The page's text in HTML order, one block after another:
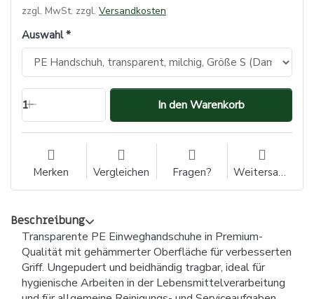
zzgl. MwSt. zzgl. Versandkosten
Auswahl
1 In den Warenkorb
Merken Vergleichen Fragen? Weitersagen
Beschreibung
Transparente PE Einweghandschuhe in Premium-
Qualität mit gehämmerter Oberfläche für verbesserten
Griff. Ungepudert und beidhändig tragbar, ideal für
hygienische Arbeiten in der Lebensmittelverarbeitung